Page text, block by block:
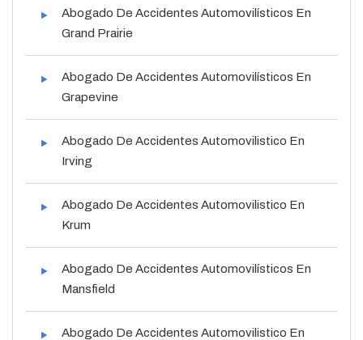
Abogado De Accidentes Automovilísticos En
Grand Prairie
Abogado De Accidentes Automovilísticos En
Grapevine
Abogado De Accidentes Automovilistico En
Irving
Abogado De Accidentes Automovilistico En
Krum
Abogado De Accidentes Automovilísticos En
Mansfield
Abogado De Accidentes Automovilistico En